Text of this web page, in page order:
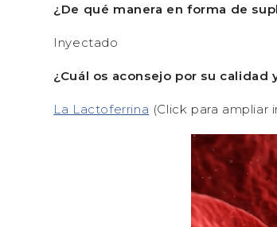
¿De qué manera en forma de
Inyectado
¿Cuál os aconsejo por su calidad
La Lactoferrina (Click para ampliar